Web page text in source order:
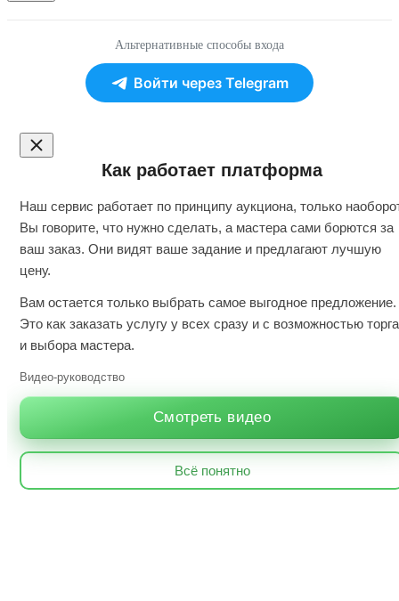
Альтернативные способы входа
Войти через Telegram
Как работает платформа
Наш сервис работает по принципу аукциона, только
Вы говорите, что нужно сделать, а мастера сами борются за
ваш заказ. Они видят ваше задание и предлагают лучшую
цену.
Вам остается только выбрать самое выгодное предложение.
Это как заказать услугу у всех сразу и с возможностью торга
и выбора мастера.
Видео-руководство
Смотреть видео
Всё понятно